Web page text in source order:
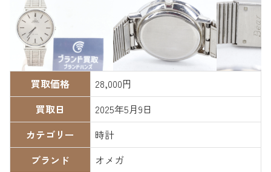
買取価格
28,000円
買取日
2025年5月9日
カテゴリー
時計
ブランド
オメガ